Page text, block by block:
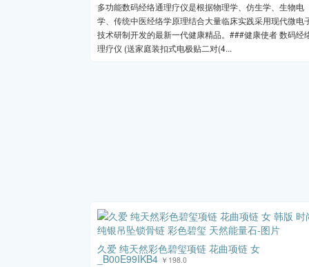
多功能数码经络通理疗仪是根据物理学、仿生学、生物电
学、传统中医经络学原理结合大量临床实践采用现代微电
技术研制开发的最新一代健康精品。###健康使者 数码经
理疗仪 (送家庭装扣式电极贴二对(4...
久爱 纯天然彩色碧玺项链 花曲项链 女
_B00E99IKB4 ￥198.0